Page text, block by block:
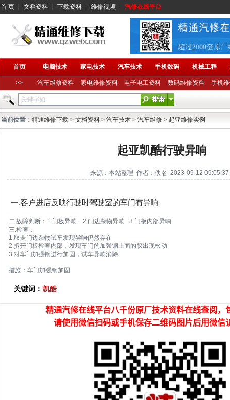
首 页 ┆ 文档资料 ┆ 下载资料 ┆ 维修视频 ┆ 汽修在线平台
首页 电脑技术 家电技术 汽车技术 手机数码 机械工程
>> 汽车维修资料 家电维修资料 电子电工资料 数码维修资料 手机
当前位置： 精通维修下载 > 文档资料 > 汽车技术 > 汽车维修 > 起亚维修实例
起亚凯酷行驶异响
来源：本站整理 作者：佚名 2023-09-12 09:05:37
一.客户进店反映行驶时驾驶室的车门有异响
二.故障判断：1.门板异响 2.门边杂物异响 3.门板内部异响
三.检查：
1.取走门边杂物试车发现异响仍然存在
2.拆开门板检查内部，发现车门的加强钢上面的胶出现松动
3.对车门加强钢进行加固，试车异响消除
措施：车门加强钢加固
关键词： 凯酷